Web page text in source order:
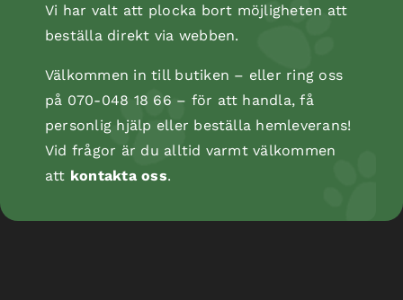
Bandagebinda Bitter, självhäftande, 5 cm/4,5
Vi har valt att plocka bort möjligheten att
beställa direkt via webben.
Välkommen in till butiken – eller ring oss
på 070-048 18 66 – för att handla, få
personlig hjälp eller beställa hemleverans!
Vid frågor är du alltid varmt välkommen
att kontakta oss.